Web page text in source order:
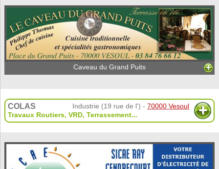
Caveau du Grand Puits
COLAS Industrie (19 rue de l') -70000 Vesoul
Travaux Routiers, VRD, Terrassement...